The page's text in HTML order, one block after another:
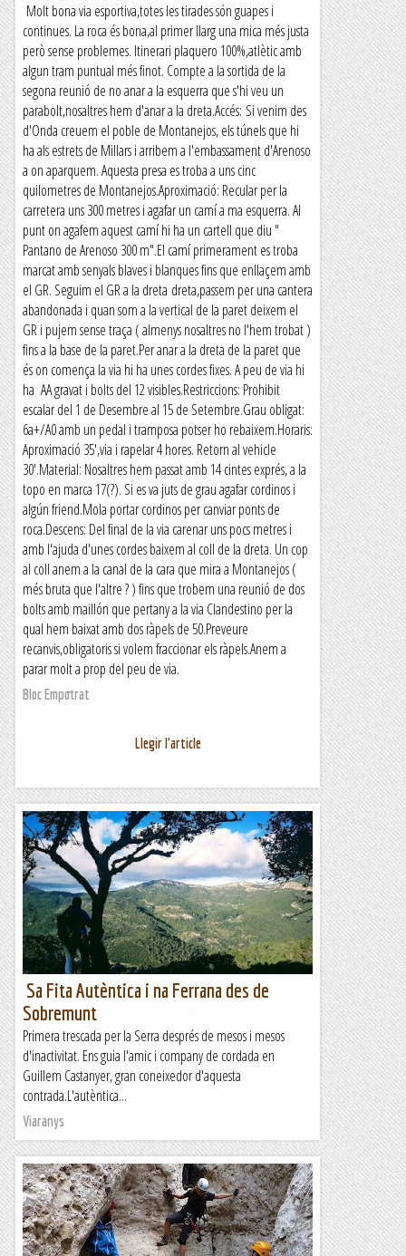
Molt bona via esportiva,totes les tirades són guapes i
continues. La roca és bona,al primer llarg una mica més justa
però sense problemes. Itinerari plaquero 100%,atlètic amb
algun tram puntual més finot. Compte a la sortida de la
segona reunió de no anar a la esquerra que s'hi veu un
parabolt,nosaltres hem d'anar a la dreta.Accés: Si venim des
d'Onda creuem el poble de Montanejos, els túnels que hi
ha als estrets de Millars i arribem a l'embassament d'Arenoso
a on aparquem. Aquesta presa es troba a uns cinc
quilometres de Montanejos.Aproximació: Recular per la
carretera uns 300 metres i agafar un camí a ma esquerra. Al
punt on agafem aquest camí hi ha un cartell que diu "
Pantano de Arenoso 300 m".El camí primerament es troba
marcat amb senyals blaves i blanques fins que enllaçem amb
el GR. Seguim el GR a la dreta dreta,passem per una cantera
abandonada i quan som a la vertical de la paret deixem el
GR i pujem sense traça ( almenys nosaltres no l'hem trobat )
fins a la base de la paret.Per anar a la dreta de la paret que
és on comença la via hi ha unes cordes fixes. A peu de via hi
ha AA gravat i bolts del 12 visibles.Restriccions: Prohibit
escalar del 1 de Desembre al 15 de Setembre.Grau obligat:
6a+/A0 amb un pedal i tramposa potser ho rebaixem.Horaris:
Aproximació 35',via i rapelar 4 hores. Retorn al vehicle
30'.Material: Nosaltres hem passat amb 14 cintes exprés, a la
topo en marca 17(?). Si es va juts de grau agafar cordinos i
algún friend.Mola portar cordinos per canviar ponts de
roca.Descens: Del final de la via carenar uns pocs metres i
amb l'ajuda d'unes cordes baixem al coll de la dreta. Un cop
al coll anem a la canal de la cara que mira a Montanejos (
més bruta que l'altre ? ) fins que trobem una reunió de dos
bolts amb maillón que pertany a la via Clandestino per la
qual hem baixat amb dos ràpels de 50.Preveure
recanvis,obligatoris si volem fraccionar els ràpels.Anem a
parar molt a prop del peu de via.
Bloc Empotrat
Llegir l'article
Sa Fita Autèntica i na Ferrana des de
Sobremunt
Primera trescada per la Serra després de mesos i mesos
d'inactivitat. Ens guia l'amic i company de cordada en
Guillem Castanyer, gran coneixedor d'aquesta
contrada.L'autèntica...
Viaranys